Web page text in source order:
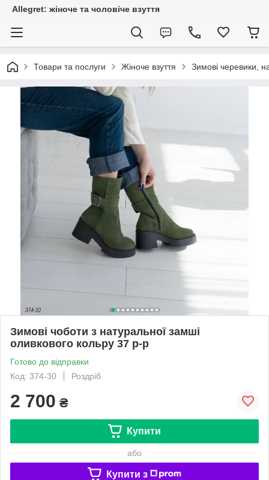
Allegret: жіноче та чоловіче взуття
Товари та послуги Жіноче взуття Зимові черевики,
Зимові чоботи з натуральної замші
оливкового кольру 37 р-р
Готово до відправки
Код: 374-30
Роздріб
2 700 ₴
Купити
або
Купити з